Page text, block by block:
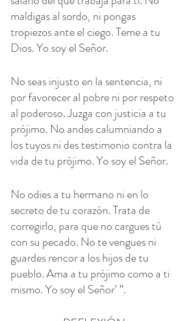
maldigas al sordo, ni pongas
tropiezos ante el ciego. Teme a tu
Dios. Yo soy el Señor.
No seas injusto en la sentencia, ni
por favorecer al pobre ni por respeto
al poderoso. Juzga con justicia a tu
prójimo. No andes calumniando a
los tuyos ni des testimonio contra la
vida de tu prójimo. Yo soy el Señor.
No odies a tu hermano ni en lo
secreto de tu corazón. Trata de
corregirlo, para que no cargues tú
con su pecado. No te vengues ni
guardes rencor a los hijos de tu
pueblo. Ama a tu prójimo como a ti
mismo. Yo soy el Señor’ ”.